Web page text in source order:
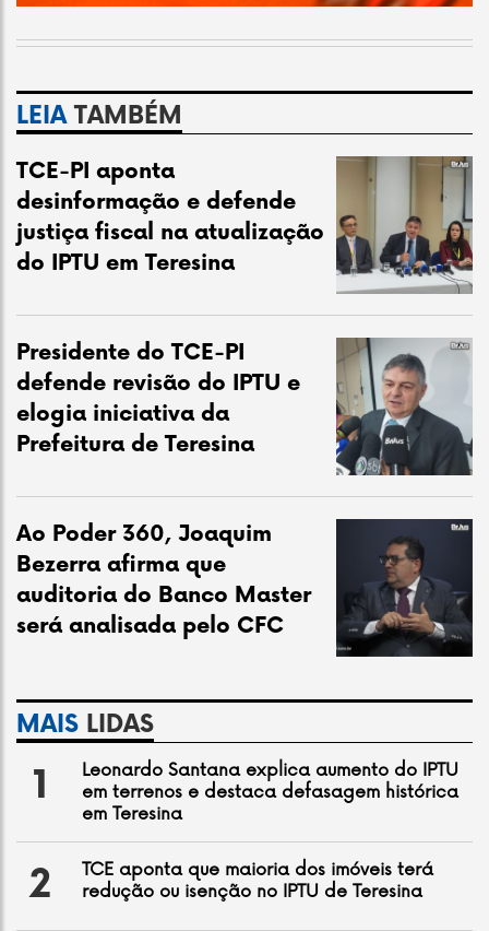
LEIATAMBÉM
TCE-PI aponta
desinformação e defende
justiça fiscal na atualização
do IPTU em Teresina
Presidente do TCE-PI
defende revisão do IPTU e
elogia iniciativa da
Prefeitura de Teresina
Ao Poder 360, Joaquim
Bezerra afirma que
auditoria do Banco Master
será analisada pelo CFC
MAIS LIDAS
1
Leonardo Santana explica aumento do IPTU
em terrenos e destaca defasagem histórica
em Teresina
2
TCE aponta que maioria dos imóveis terá
redução ou isenção no IPTU de Teresina